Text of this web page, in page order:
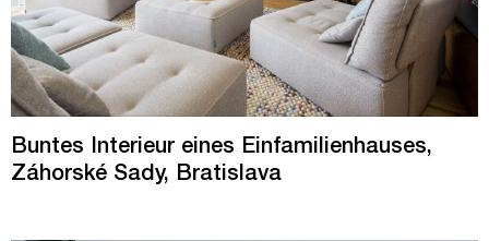
Buntes Interieur eines Einfamilienhauses,
Záhorské Sady, Bratislava